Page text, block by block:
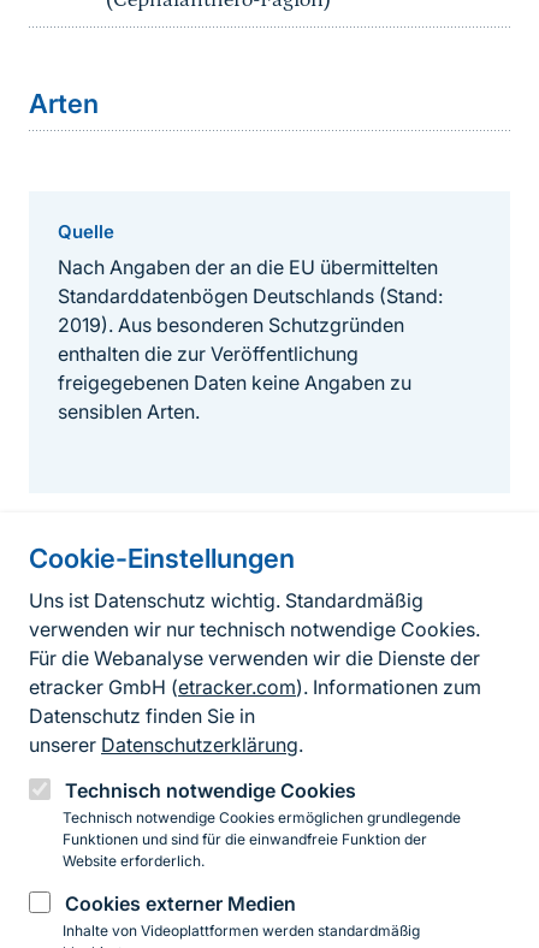
Cookie-Einstellungen
Uns ist Datenschutz wichtig. Standardmäßig
verwenden wir nur technisch notwendige Cookies.
Für die Webanalyse verwenden wir die Dienste der
etracker GmbH (etracker.com). Informationen zum
Datenschutz finden Sie in
unserer Datenschutzerklärung.
Technisch notwendige Cookies
Technisch notwendige Cookies ermöglichen grundlegende
Funktionen und sind für die einwandfreie Funktion der
Website erforderlich.
Cookies externer Medien
Inhalte von Videoplattformen werden standardmäßig
Arten
Quelle
Nach Angaben der an die EU übermittelten
Standarddatenbögen Deutschlands (Stand:
2019). Aus besonderen Schutzgründen
enthalten die zur Veröffentlichung
freigegebenen Daten keine Angaben zu
sensiblen Arten.
Informationen zur Seite
FußzeileKontakt zum BfN
Kontaktformular
Erklärung zur Barrierefreiheit
Impressum
Datenschutz
InstagramFacebookYouTubeLinkedIn